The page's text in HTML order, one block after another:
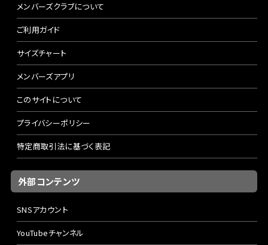
メンバーズクラブについて
ご利用ガイド
サイズチャート
メンバーズアプリ
このサイトについて
プライバシーポリシー
特定商取引法に基づく表記
外部コンテンツ
SNSアカウント
YouTubeチャンネル